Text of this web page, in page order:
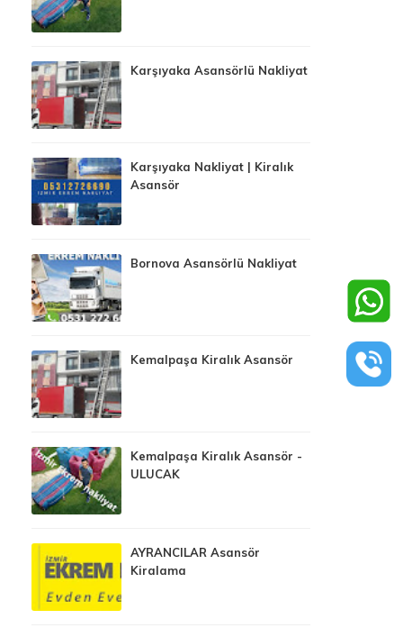
Karşıyaka Asansörlü Nakliyat
Karşıyaka Nakliyat | Kiralık
Asansör
Bornova Asansörlü Nakliyat
Kemalpaşa Kiralık Asansör
Kemalpaşa Kiralık Asansör -
ULUCAK
AYRANCILAR Asansör
Kiralama